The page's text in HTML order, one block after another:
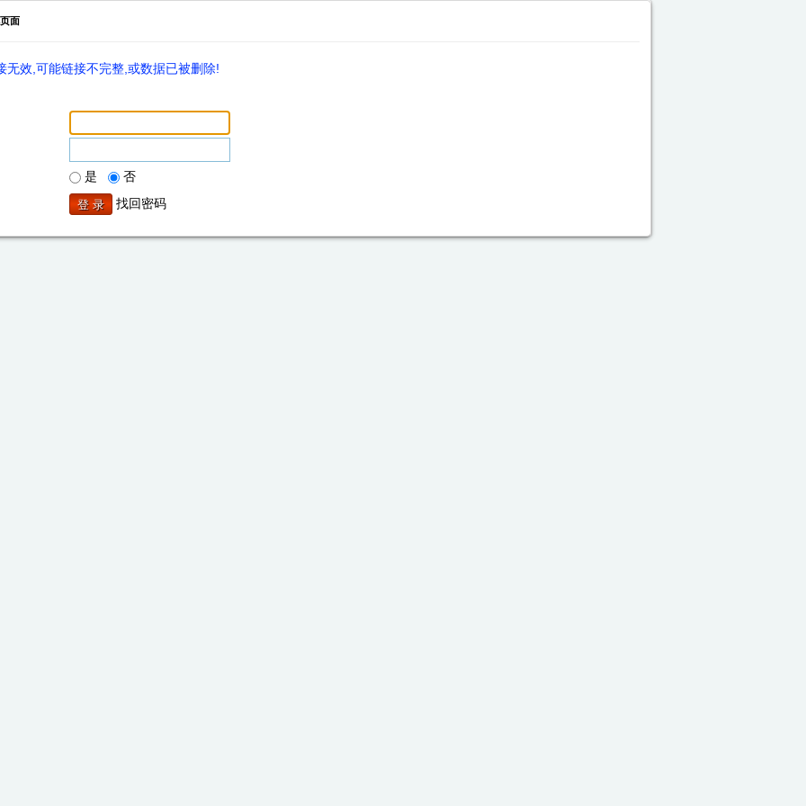
面
效,可能链接不完整,或数据已被删除!
是
否
找回密码